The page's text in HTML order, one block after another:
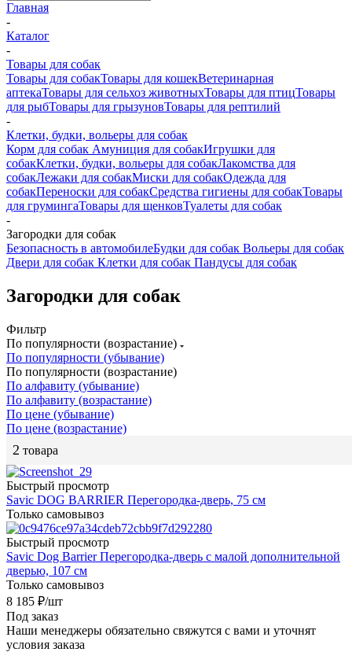
Главная
-
Каталог
-
Товары для собак
Товары для собакТовары для кошекВетеринарная
аптекаТовары для сельхоз животныхТовары для птицТовары
для рыбТовары для грызуновТовары для рептилий
-
Клетки, будки, вольеры для собак
Корм для собак Амуниция для собакИгрушки для
собакКлетки, будки, вольеры для собакЛакомства для
собакЛежаки для собакМиски для собакОдежда для
собакПереноски для собакСредства гигиены для собакТовары
для грумингаТовары для щенковТуалеты для собак
-
Загородки для собак
Безопасность в автомобилеБудки для собак Вольеры для собак
Двери для собак Клетки для собак Пандусы для собак
Загородки для собак
Фильтр
По популярности (возрастание)
По популярности (убывание)
По популярности (возрастание)
По алфавиту (убывание)
По алфавиту (возрастание)
По цене (убывание)
По цене (возрастание)
2 товара
Быстрый просмотр
Savic DOG BARRIER Перегородка-дверь, 75 см
Только самовывоз
Быстрый просмотр
Savic Dog Barrier Перегородка-дверь с малой дополнительной
дверью, 107 см
Только самовывоз
8 185 ₽/шт
Под заказ
Наши менеджеры обязательно свяжутся с вами и уточнят
условия заказа